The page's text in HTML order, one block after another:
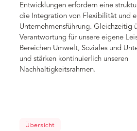
Entwicklungen erfordern eine
die Integration von Flexibilität und
Unternehmensführung. Gleichzeitig
Verantwortung für unsere eigene
Bereichen Umwelt, Soziales und
und stärken kontinuierlich unseren
Nachhaltigkeitsrahmen.
Übersicht